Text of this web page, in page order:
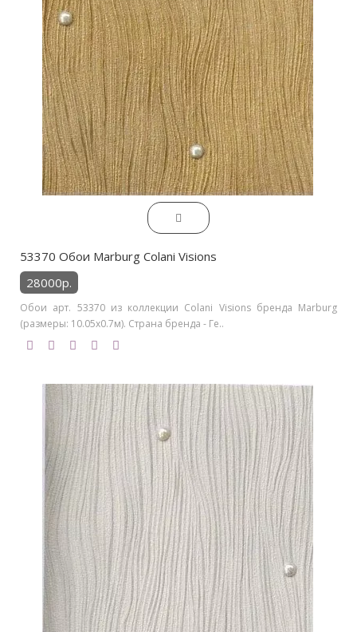
53370 Обои Marburg Colani Visions
28000р.
Обои арт. 53370 из коллекции Colani Visions бренда Marburg
(размеры: 10.05х0.7м). Страна бренда - Ге..